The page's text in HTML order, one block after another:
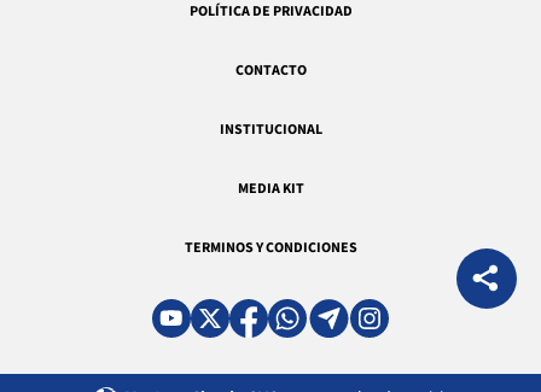
POLÍTICA DE PRIVACIDAD
CONTACTO
INSTITUCIONAL
MEDIA KIT
TERMINOS Y CONDICIONES